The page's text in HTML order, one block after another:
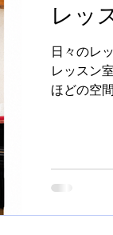
レッ
日々のレ
レッスン
ほどの空
考えたと
身の経験